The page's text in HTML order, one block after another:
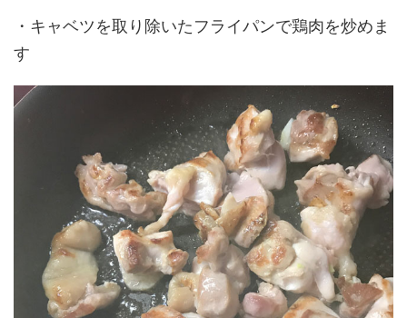
・キャベツを取り除いたフライパンで鶏肉を炒めま
す